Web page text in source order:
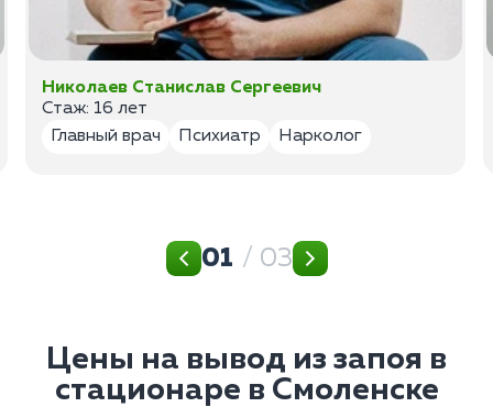
Николаев Станислав Сергеевич
Стаж: 16 лет
Главный врач
Психиатр Нарколог
01 / 03
Цены на вывод из запоя в
стационаре в Смоленске